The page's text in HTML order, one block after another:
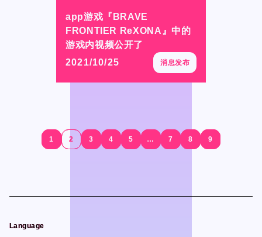
Language
app游戏『BRAVE
FRONTIER ReXONA』中的
游戏内视频公开了
2021/10/25
消息发布
1 2 3 4 5 … 7 8 9
app游戏『BRAVE
FRONTIER ReXONA』中的
游戏内视频公开了
2021/10/25
消息发布
1 2 3 4 5 … 7 8 9
Language